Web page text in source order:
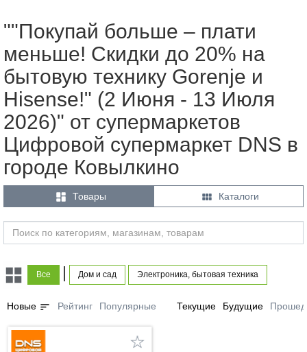
""Покупай больше – плати
меньше! Скидки до 20% на
бытовую технику Gorenje и
Hisense!" (2 Июня - 13 Июля
2026)" от супермаркетов
Цифровой супермаркет DNS в
городе Ковылкино
 Товары  Каталоги
Все | Дом и сад Электроника, бытовая техника
Новые sort Рейтинг Популярные Текущие Будущие